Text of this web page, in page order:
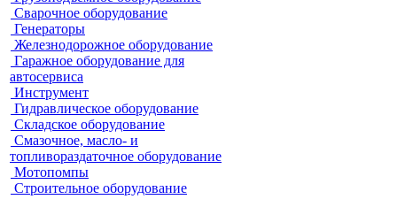
Сварочное оборудование
Генераторы
Железнодорожное оборудование
Гаражное оборудование для
автосервиса
Инструмент
Гидравлическое оборудование
Складское оборудование
Смазочное, масло- и
топливораздаточное оборудование
Мотопомпы
Строительное оборудование